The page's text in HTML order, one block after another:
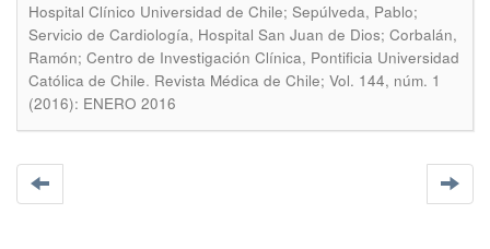
Hospital Clínico Universidad de Chile; Sepúlveda, Pablo;
Servicio de Cardiología, Hospital San Juan de Dios; Corbalán,
Ramón; Centro de Investigación Clínica, Pontificia Universidad
Católica de Chile. Revista Médica de Chile; Vol. 144, núm. 1
(2016): ENERO 2016